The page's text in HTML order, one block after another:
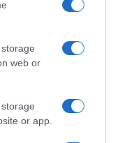
web or
or app.